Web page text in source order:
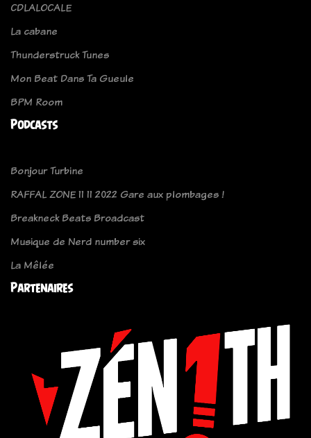
CDLALOCALE
La cabane
Thunderstruck Tunes
Mon Beat Dans Ta Gueule
BPM Room
Podcasts
Bonjour Turbine
RAFFAL ZONE 11 11 2022 Gare aux plombages !
Breakneck Beats Broadcast
Musique de Nerd number six
La Mêlée
Partenaires